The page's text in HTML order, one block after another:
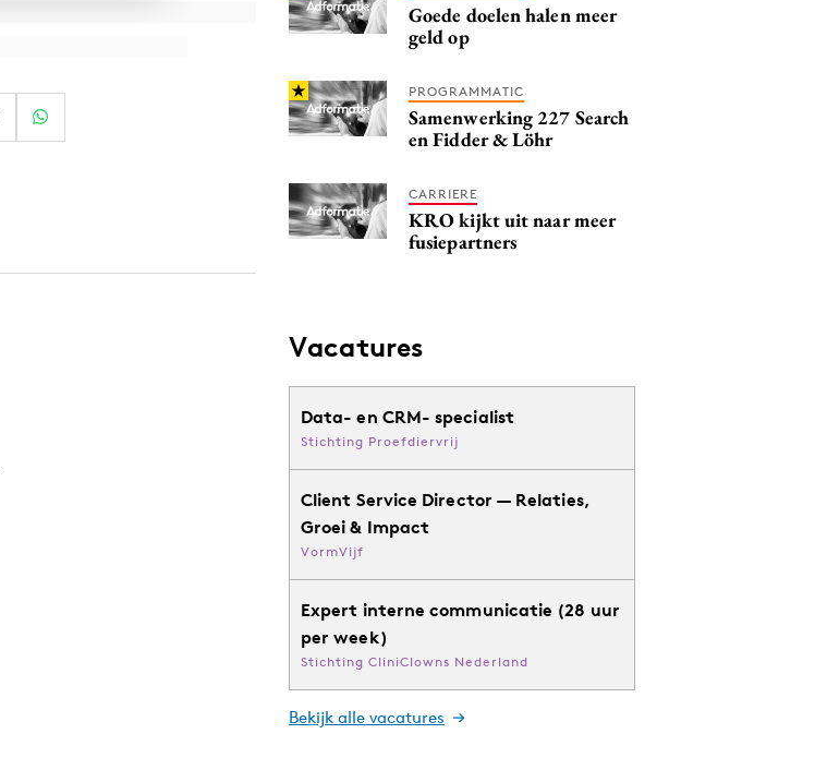
Goede doelen halen meer
geld op
PROGRAMMATIC
Samenwerking 227 Search
en Fidder & Löhr
CARRIERE
KRO kijkt uit naar meer
fusiepartners
Vacatures
Data- en CRM- specialist
Stichting Proefdiervrij
Client Service Director — Relaties,
Groei & Impact
VormVijf
Expert interne communicatie (28 uur
per week)
Stichting CliniClowns Nederland
Bekijk alle vacatures